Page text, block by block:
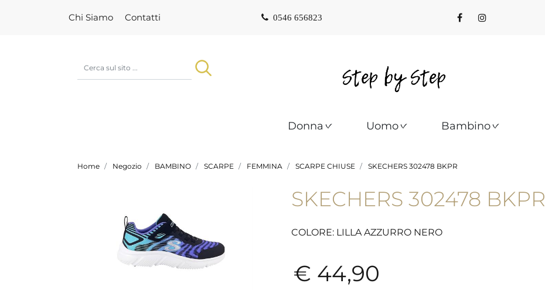
Chi Siamo Contatti 0546 656823
Donna Uomo Bambino
Home Negozio BAMBINO SCARPE FEMMINA SCARPE CHIUSE SKECHERS 302478 BKPR
SKECHERS 302478 BKPR
COLORE: LILLA AZZURRO NERO
€ 44,90